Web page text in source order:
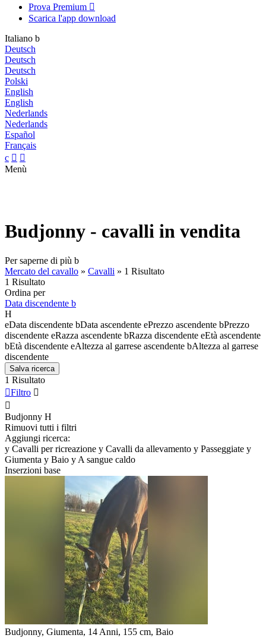
Prova Premium 
Scarica l'app download
Italiano b
Deutsch
Deutsch
Deutsch
Polski
English
English
Nederlands
Nederlands
Español
Français
c  
Menù
Budjonny - cavalli in vendita
Per saperne di più b
Mercato del cavallo » Cavalli » 1 Risultato
1 Risultato
Ordina per
Data discendente b
H
eData discendente bData ascendente ePrezzo ascendente bPrezzo
discendente eRazza ascendente bRazza discendente eEtà ascendente
bEtà discendente eAltezza al garrese ascendente bAltezza al garrese
discendente
Salva ricerca
1 Risultato
Filtro 

Budjonny H
Rimuovi tutti i filtri
Aggiungi ricerca:
y Cavalli per ricreazione y Cavalli da allevamento y Passeggiate y
Giumenta y Baio y A sangue caldo
Inserzioni base
Budjonny, Giumenta, 14 Anni, 155 cm, Baio